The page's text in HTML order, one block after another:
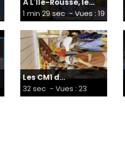
À L'Île-Rousse, le...
1 min 29 sec - Vues : 19
Les CM1 d...
32 sec - Vues : 23